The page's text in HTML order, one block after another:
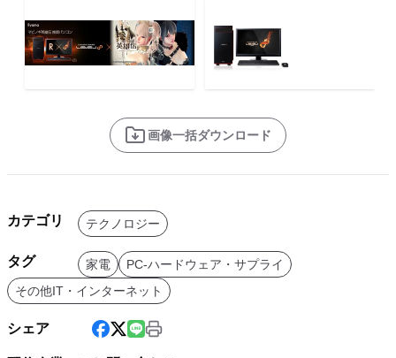
画像一括ダウンロード
カテゴリ テクノロジー
タグ 家電
PC-ハードウェア・サプライ
その他IT・インターネット
シェア